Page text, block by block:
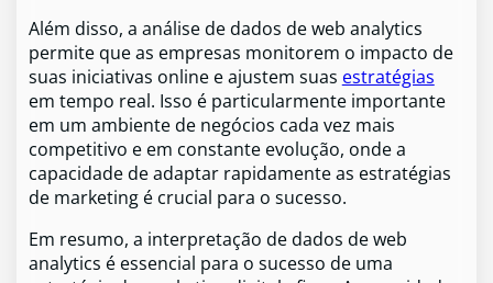
Além disso, a análise de dados de web analytics
permite que as empresas monitorem o impacto de
suas iniciativas online e ajustem suas estratégias
em tempo real. Isso é particularmente importante
em um ambiente de negócios cada vez mais
competitivo e em constante evolução, onde a
capacidade de adaptar rapidamente as estratégias
de marketing é crucial para o sucesso.
Em resumo, a interpretação de dados de web
analytics é essencial para o sucesso de uma